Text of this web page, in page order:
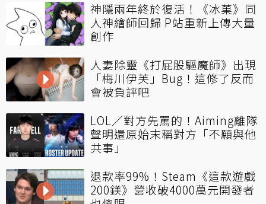
神隱兩年終於復活！《冰菓》同
人神繪師回歸 P站重新上傳大量
創作
人妻除靈《打屁股驅魔師》出現
「梅川伊芙」Bug！這修了反而
會被負評吧
LOL／對方先罵的！Aiming離隊
聲明還原始末稱對方「不願與他
共事」
退款率99%！Steam《這款遊戲
200鎂》營收破4000萬元開發者